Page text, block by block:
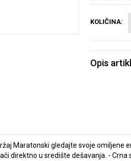
KOLIČINA:
Opis
Maratonski gledajte svoje
direktno u središte dešavanja. -